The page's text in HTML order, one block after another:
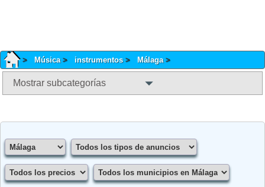
Música instrumentos Málaga
Mostrar subcategorías